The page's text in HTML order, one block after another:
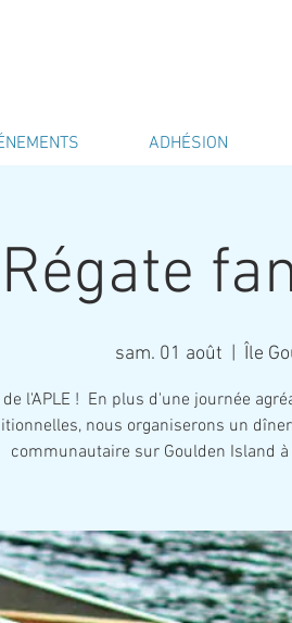
ADHÉSION
Régate
sam. 01 août Île
de l'APLE ! En plus d'une journée
nous organiserons un
communautaire sur Goulden Island